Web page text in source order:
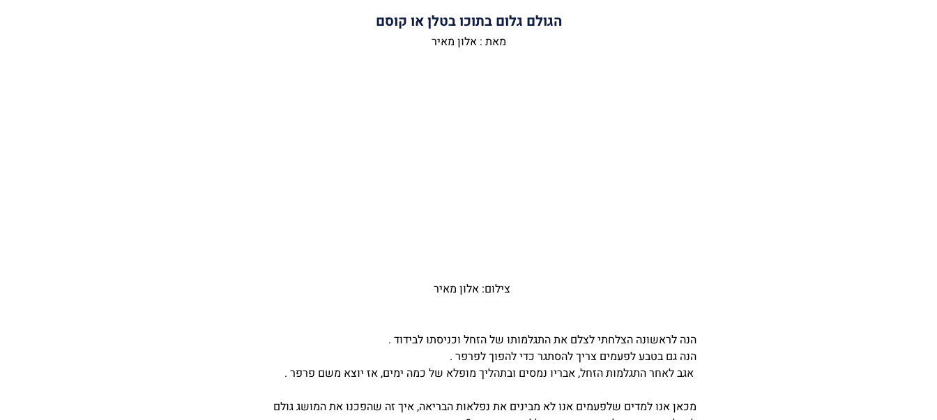
הגולם גלום בתוכו בטלן או קוסם
מאת : אלון מאיר
צילום: אלון מאיר
הנה לראשונה הצלחתי לצלם את התגלמותו של הזחל וכניסתו לבידוד .
הנה גם בטבע לפעמים צריך להסתגר כדי להפוך לפרפר .
אגב לאחר התגלמות הזחל, אבריו נמסים ובתהליך מופלא של כמה ימים, אז יוצא משם פרפר .
מכאן אנו למדים שלפעמים אנו לא מבינים את נפלאות הבריאה, איך זה שהפכנו את המושג גולם